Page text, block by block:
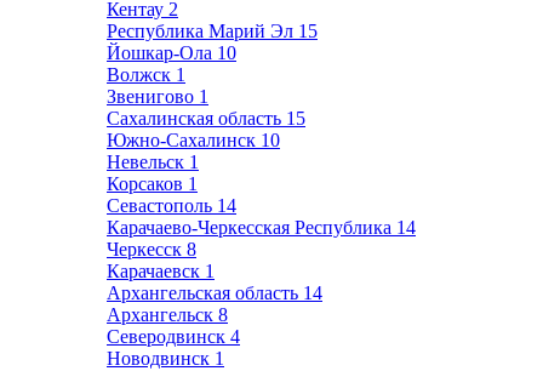
Кентау 2
Республика Марий Эл 15
Йошкар-Ола 10
Волжск 1
Звенигово 1
Сахалинская область 15
Южно-Сахалинск 10
Невельск 1
Корсаков 1
Севастополь 14
Карачаево-Черкесская Республика 14
Черкесск 8
Карачаевск 1
Архангельская область 14
Архангельск 8
Северодвинск 4
Новодвинск 1